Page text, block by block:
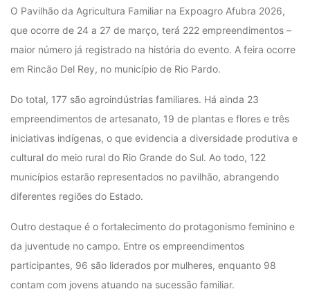
O Pavilhão da Agricultura Familiar na Expoagro Afubra 2026,
que ocorre de 24 a 27 de março, terá 222 empreendimentos –
maior número já registrado na história do evento. A feira ocorre
em Rincão Del Rey, no município de Rio Pardo.
Do total, 177 são agroindústrias familiares. Há ainda 23
empreendimentos de artesanato, 19 de plantas e flores e três
iniciativas indígenas, o que evidencia a diversidade produtiva e
cultural do meio rural do Rio Grande do Sul. Ao todo, 122
municípios estarão representados no pavilhão, abrangendo
diferentes regiões do Estado.
Outro destaque é o fortalecimento do protagonismo feminino e
da juventude no campo. Entre os empreendimentos
participantes, 96 são liderados por mulheres, enquanto 98
contam com jovens atuando na sucessão familiar.